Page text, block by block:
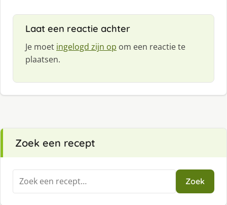
Laat een reactie achter
Je moet ingelogd zijn op om een reactie te
plaatsen.
Zoek een recept
Zoeken
naar:
Zoek